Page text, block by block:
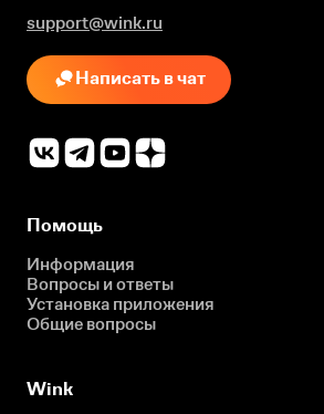
support@wink.ru
Написать в чат
Помощь
Информация
Вопросы и ответы
Установка приложения
Общие вопросы
Wink